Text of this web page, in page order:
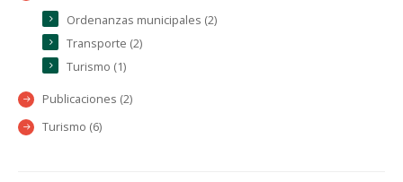
Ordenanzas municipales (2)
Transporte (2)
Turismo (1)
Publicaciones (2)
Turismo (6)